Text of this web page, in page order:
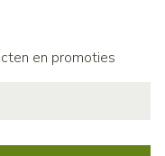
en promoties